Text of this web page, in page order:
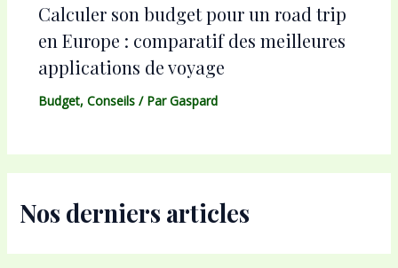
Calculer son budget pour un road trip
en Europe : comparatif des meilleures
applications de voyage
Budget, Conseils/ ParGaspard
Nos derniers articles